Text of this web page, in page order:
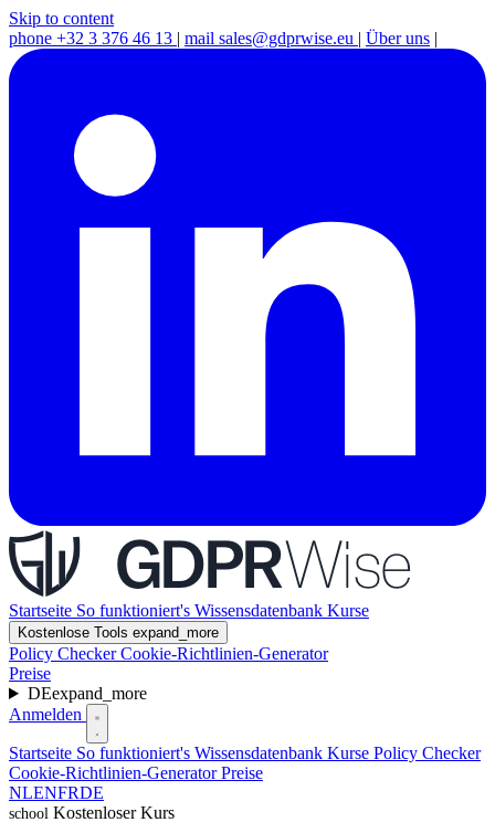
Skip to content
phone +32 3 376 46 13 | mail sales@gdprwise.eu | Über uns |
Startseite So funktioniert's Wissensdatenbank Kurse
Kostenlose Tools expand_more
Policy CheckerCookie-Richtlinien-Generator
Preise
DEexpand_more
Anmelden
Startseite So funktioniert's Wissensdatenbank Kurse Policy Checker
Cookie-Richtlinien-GeneratorPreise
NLENFRDE
school Kostenloser Kurs